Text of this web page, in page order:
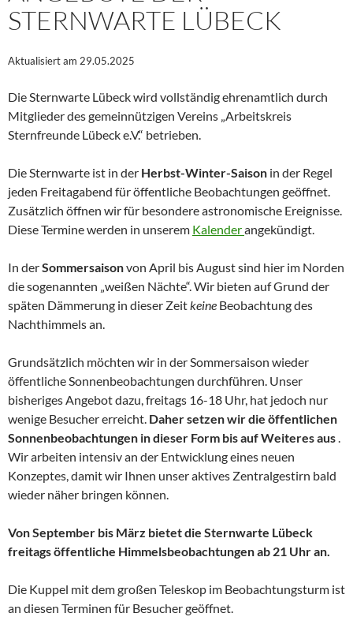
STERNWARTE LÜBECK
Aktualisiert am 29.05.2025
Die Sternwarte Lübeck wird vollständig ehrenamtlich durch
Mitglieder des gemeinnützigen Vereins „Arbeitskreis
Sternfreunde Lübeck e.V.“ betrieben.
Die Sternwarte ist in der Herbst-Winter-Saison in der Regel
jeden Freitagabend für öffentliche Beobachtungen geöffnet.
Zusätzlich öffnen wir für besondere astronomische Ereignisse.
Diese Termine werden in unserem Kalenderangekündigt.
In derSommersaisonvon April bis August sind hier im Norden
die sogenannten „weißen Nächte“. Wir bieten auf Grund der
späten Dämmerung in dieser Zeitkeine Beobachtung des
Nachthimmels an.
Grundsätzlich möchten wir in der Sommersaison wieder
öffentliche Sonnenbeobachtungen durchführen. Unser
bisheriges Angebot dazu, freitags 16-18 Uhr, hat jedoch nur
wenige Besucher erreicht. Daher setzen wir die öffentlichen
Sonnenbeobachtungen in dieser Form bis auf Weiteres aus.
Wir arbeiten intensiv an der Entwicklung eines neuen
Konzeptes, damit wir Ihnen unser aktives Zentralgestirn bald
wieder näher bringen können.
Von September bis März bietet die Sternwarte Lübeck
freitags öffentliche Himmelsbeobachtungen ab 21 Uhr an.
Die Kuppel mit dem großen Teleskop im Beobachtungsturm ist
an diesen Terminen für Besucher geöffnet.